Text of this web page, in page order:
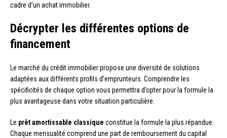
cadre d’un achat immobilier.
Décrypter les différentes options de
financement
Le marché du crédit immobilier propose une diversité de solutions
adaptées aux différents profils d’emprunteurs. Comprendre les
spécificités de chaque option vous permettra d’opter pour la formule la
plus avantageuse dans votre situation particulière.
Le prêt amortissable classique constitue la formule la plus répandue.
Chaque mensualité comprend une part de remboursement du capital